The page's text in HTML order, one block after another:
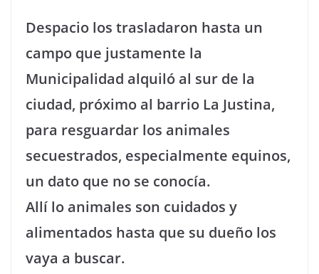
Despacio los trasladaron hasta un
campo que justamente la
Municipalidad alquiló al sur de la
ciudad, próximo al barrio La Justina,
para resguardar los animales
secuestrados, especialmente equinos,
un dato que no se conocía.
Allí lo animales son cuidados y
alimentados hasta que su dueño los
vaya a buscar.